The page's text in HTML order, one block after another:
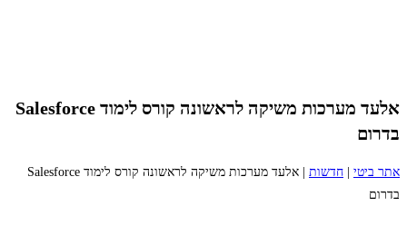
אלעד מערכות משיקה לראשונה קורס לימוד Salesforce
בדרום
אתר ביטי חדשות
אלעד מערכות משיקה לראשונה קורס לימוד Salesforce
בדרום